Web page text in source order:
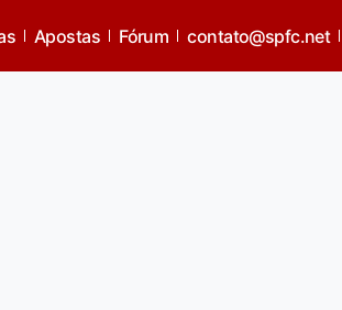
Apostas Fórum contato@spfc.net